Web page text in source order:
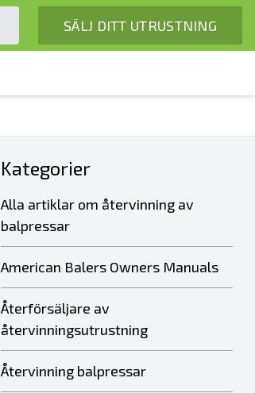
SÄLJ DITT UTRUSTNING
Kategorier
Alla artiklar om återvinning av
balpressar
American Balers Owners Manuals
Återförsäljare av
återvinningsutrustning
Återvinning balpressar